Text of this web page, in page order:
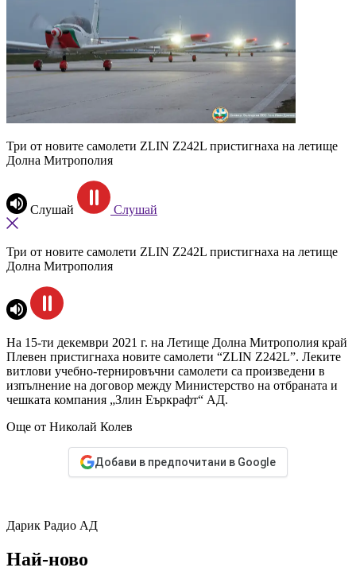
Три от новите самолети ZLIN Z242L пристигнаха на летище
Долна Митрополия
Слушай Слушай
Три от новите самолети ZLIN Z242L пристигнаха на летище
Долна Митрополия
На 15-ти декември 2021 г. на Летище Долна Митрополия край
Плевен пристигнаха новите самолети “ZLIN Z242L”. Леките
витлови учебно-тернировъчни самолети са произведени в
изпълнение на договор между Министерство на отбраната и
чешката компания „Злин Еъркрафт“ АД.
Още от Николай Колев
Добави в предпочитани в Google
Дарик Радио АД
Най-ново